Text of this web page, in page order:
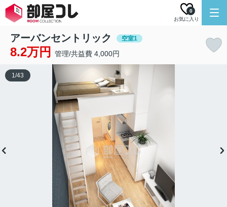
お気に入り
0
アーバンセントリック 空室1
8.2万円 管理/共益費 4,000円
1/43